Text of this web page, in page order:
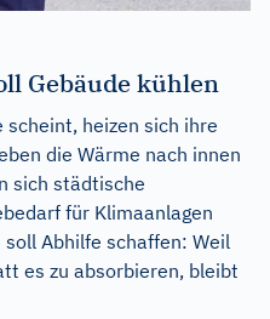
Gebäude kühlen
scheint, heizen sich ihre
die Wärme nach innen
sich städtische
für Klimaanlagen
Abhilfe schaffen: Weil
es zu absorbieren, bleibt